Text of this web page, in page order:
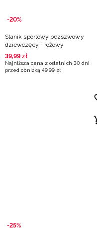
-20%
Stanik sportowy bezszwowy
dziewczęcy - różowy
39,99 zł
Najniższa cena z ostatnich 30 dni
przed obniżką 49,99 zł
-25%